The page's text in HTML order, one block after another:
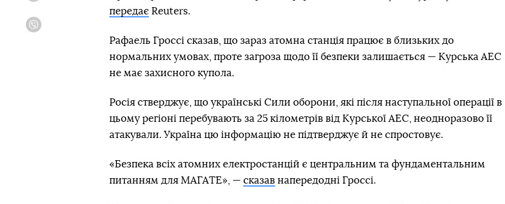
передає Reuters.
Рафаель Гроссі сказав, що зараз атомна станція працює в близьких до
нормальних умовах, проте загроза щодо її безпеки залишається — Курська АЕС
не має захисного купола.
Росія стверджує, що українські Сили оборони, які після наступальної операції в
цьому регіоні перебувають за 25 кілометрів від Курської АЕС, неодноразово її
атакували. Україна цю інформацію не підтверджує й не спростовує.
«Безпека всіх атомних електростанцій є центральним та фундаментальним
питанням для МАГАТЕ», — сказав напередодні Гроссі.